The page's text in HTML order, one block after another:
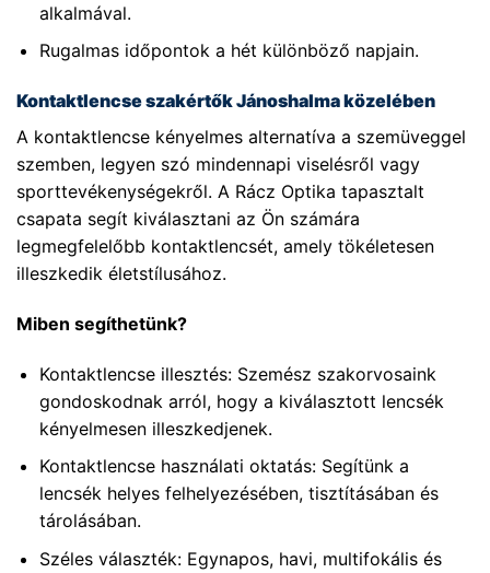
alkalmával.
Rugalmas időpontok a hét különböző napjain.
Kontaktlencse szakértők Jánoshalma közelében
A kontaktlencse kényelmes alternatíva a szemüveggel
szemben, legyen szó mindennapi viselésről vagy
sporttevékenységekről. A Rácz Optika tapasztalt
csapata segít kiválasztani az Ön számára
legmegfelelőbb kontaktlencsét, amely tökéletesen
illeszkedik életstílusához.
Miben segíthetünk?
Kontaktlencse illesztés: Szemész szakorvosaink
gondoskodnak arról, hogy a kiválasztott lencsék
kényelmesen illeszkedjenek.
Kontaktlencse használati oktatás: Segítünk a
lencsék helyes felhelyezésében, tisztításában és
tárolásában.
Széles választék: Egynapos, havi, multifokális és